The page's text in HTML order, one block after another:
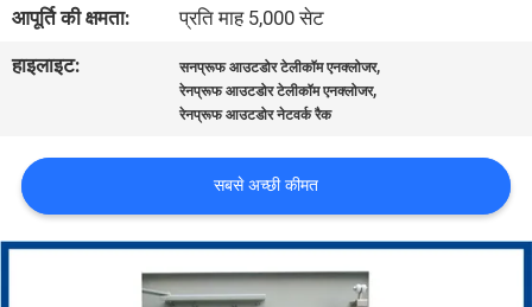
एक
उद्धरण
आपूर्ति की क्षमता:
प्रति माह 5,000 सेट
हाइलाइट:
सनप्रूफ आउटडोर टेलीकॉम एनक्लोजर,
रेनप्रूफ आउटडोर टेलीकॉम एनक्लोजर,
रेनप्रूफ आउटडोर नेटवर्क रैक
सबसे अच्छी कीमत